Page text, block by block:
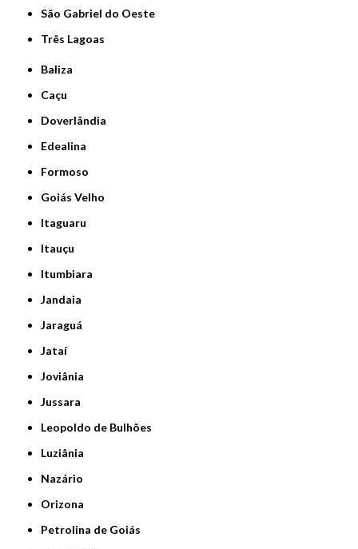
São Gabriel do Oeste
Três Lagoas
Baliza
Caçu
Doverlândia
Edealina
Formoso
Goiás Velho
Itaguaru
Itauçu
Itumbiara
Jandaia
Jaraguá
Jataí
Joviânia
Jussara
Leopoldo de Bulhões
Luziânia
Nazário
Orizona
Petrolina de Goiás